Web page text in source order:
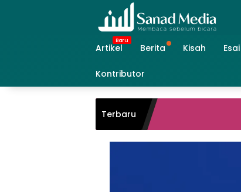
Artikel
Berita Kisah Esai
Kontributor
Terbaru